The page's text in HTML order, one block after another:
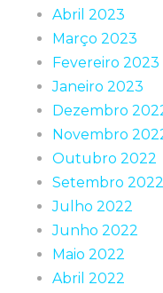
Abril 2023
Março 2023
Fevereiro 2023
Janeiro 2023
Dezembro
Novembro
Outubro 2022
Setembro 2022
Julho 2022
Junho 2022
Maio 2022
Abril 2022